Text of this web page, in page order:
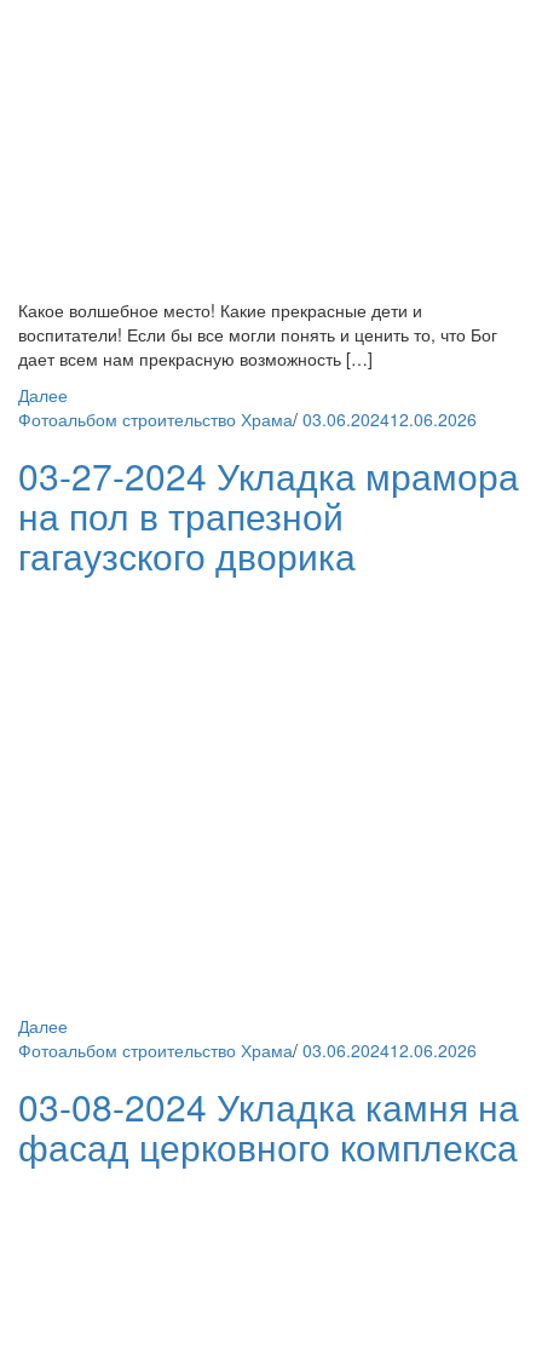
Какое волшебное место! Какие прекрасные дети и
воспитатели! Если бы все могли понять и ценить то, что Бог
дает всем нам прекрасную возможность […]
Далее
Фотоальбом строительство Храма/ 03.06.202412.06.2026
03-27-2024 Укладка мрамора
на пол в трапезной
гагаузского дворика
Далее
Фотоальбом строительство Храма/ 03.06.202412.06.2026
03-08-2024 Укладка камня на
фасад церковного комплекса